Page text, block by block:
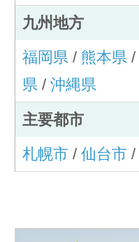
九州地方
福岡県/ 熊本県/
県/ 沖縄県
主要都市
札幌市 / 仙台市 /